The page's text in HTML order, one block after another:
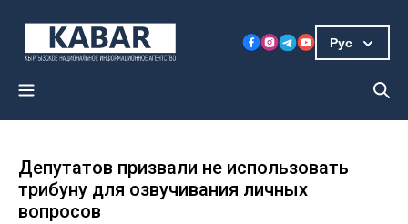
Рус
Депутатов призвали не использовать
трибуну для озвучивания личных
вопросов